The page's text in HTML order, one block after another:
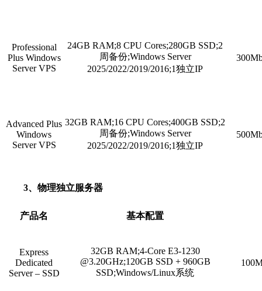
Professional
Plus Windows
Server VPS
24GB RAM;8 CPU Cores;280GB SSD;2
周备份;Windows Server
2025/2022/2019/2016;1独立IP
Advanced Plus
Windows
Server VPS
32GB RAM;16 CPU Cores;400GB SSD;2
周备份;Windows Server
2025/2022/2019/2016;1独立IP
3、物理独立服务器
产品名 基本配置
Express
Dedicated
Server – SSD
32GB RAM;4-Core E3-1230
@3.20GHz;120GB SSD + 960GB
SSD;Windows/Linux系统